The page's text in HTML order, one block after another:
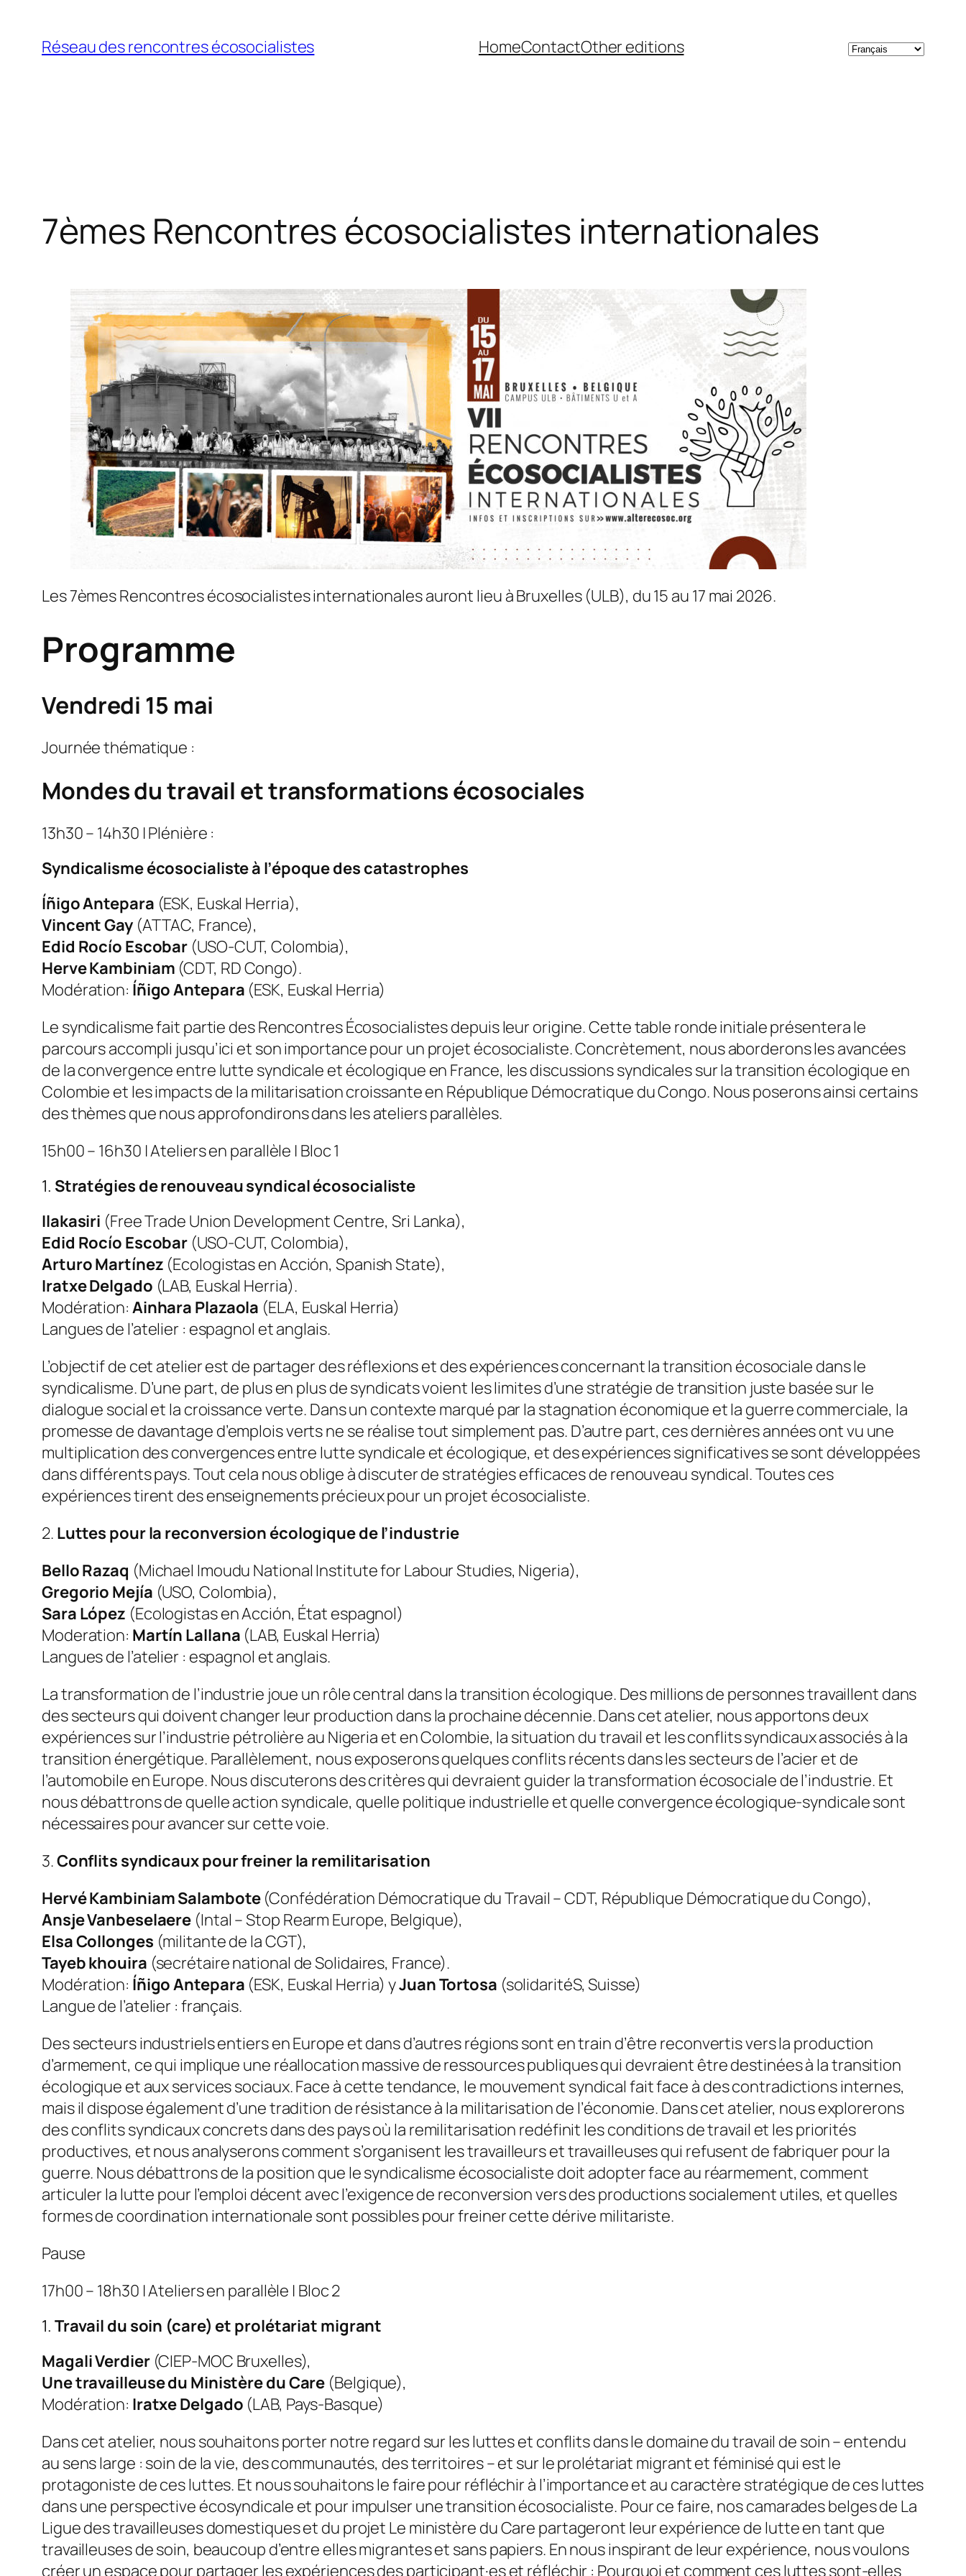
contenu
Réseau des rencontres écosocialistes HomeContactOther editions
Choisir
7èmes Rencontres écosocialistes internationales
Les 7èmes Rencontres écosocialistes internationales auront lieu à Bruxelles (ULB), du 15 au 17 mai 2026.
Programme
Vendredi 15 mai
Journée thématique :
Mondes du travail et transformations écosociales
13h30 – 14h30 | Plénière :
Syndicalisme écosocialiste à l’époque des catastrophes
Íñigo Antepara (ESK, Euskal Herria),
Vincent Gay(ATTAC, France),
Edid Rocío Escobar (USO-CUT, Colombia),
Herve Kambiniam (CDT, RD Congo).
Modération: Íñigo Antepara (ESK, Euskal Herria)
Le syndicalisme fait partie des Rencontres Écosocialistes depuis leur origine. Cette table ronde initiale présentera le
parcours accompli jusqu’ici et son importance pour un projet écosocialiste. Concrètement, nous aborderons les avancées
de la convergence entre lutte syndicale et écologique en France, les discussions syndicales sur la transition écologique en
Colombie et les impacts de la militarisation croissante en République Démocratique du Congo. Nous poserons ainsi certains
des thèmes que nous approfondirons dans les ateliers parallèles.
15h00 – 16h30 | Ateliers en parallèle | Bloc 1
1. Stratégies de renouveau syndical écosocialiste
Ilakasiri (Free Trade Union Development Centre, Sri Lanka),
Edid Rocío Escobar (USO-CUT, Colombia), ⁠
Arturo Martínez (Ecologistas en Acción, Spanish State),
Iratxe Delgado (LAB, Euskal Herria).
Modération: Ainhara Plazaola (ELA, Euskal Herria)
Langues de l’atelier : espagnol et anglais.
L’objectif de cet atelier est de partager des réflexions et des expériences concernant la transition écosociale dans le
syndicalisme. D’une part, de plus en plus de syndicats voient les limites d’une stratégie de transition juste basée sur le
dialogue social et la croissance verte. Dans un contexte marqué par la stagnation économique et la guerre commerciale, la
promesse de davantage d’emplois verts ne se réalise tout simplement pas. D’autre part, ces dernières années ont vu une
multiplication des convergences entre lutte syndicale et écologique, et des expériences significatives se sont développées
dans différents pays. Tout cela nous oblige à discuter de stratégies efficaces de renouveau syndical. Toutes ces
expériences tirent des enseignements précieux pour un projet écosocialiste.
2. Luttes pour la reconversion écologique de l’industrie
Bello Razaq (Michael Imoudu National Institute for Labour Studies, Nigeria),
Gregorio Mejía (USO, Colombia),
Sara López (Ecologistas en Acción, État espagnol)
Moderation: Martín Lallana (LAB, Euskal Herria)
Langues de l’atelier : espagnol et anglais.
La transformation de l’industrie joue un rôle central dans la transition écologique. Des millions de personnes travaillent dans
des secteurs qui doivent changer leur production dans la prochaine décennie. Dans cet atelier, nous apportons deux
expériences sur l’industrie pétrolière au Nigeria et en Colombie, la situation du travail et les conflits syndicaux associés à la
transition énergétique. Parallèlement, nous exposerons quelques conflits récents dans les secteurs de l’acier et de
l’automobile en Europe. Nous discuterons des critères qui devraient guider la transformation écosociale de l’industrie. Et
nous débattrons de quelle action syndicale, quelle politique industrielle et quelle convergence écologique-syndicale sont
nécessaires pour avancer sur cette voie.
3.Conflits syndicaux pour freiner la remilitarisation
Hervé Kambiniam Salambote(Confédération Démocratique du Travail – CDT, République Démocratique du Congo),
Ansje Vanbeselaere (Intal – Stop Rearm Europe, Belgique),
Elsa Collonges (militante de la CGT),
Tayeb khouira (secrétaire national de Solidaires, France).
Modération: Íñigo Antepara (ESK, Euskal Herria) yJuan Tortosa (solidaritéS, Suisse)
Langue de l’atelier : français.
Des secteurs industriels entiers en Europe et dans d’autres régions sont en train d’être reconvertis vers la production
d’armement, ce qui implique une réallocation massive de ressources publiques qui devraient être destinées à la transition
écologique et aux services sociaux. Face à cette tendance, le mouvement syndical fait face à des contradictions internes,
mais il dispose également d’une tradition de résistance à la militarisation de l’économie. Dans cet atelier, nous explorerons
des conflits syndicaux concrets dans des pays où la remilitarisation redéfinit les conditions de travail et les priorités
productives, et nous analyserons comment s’organisent les travailleurs et travailleuses qui refusent de fabriquer pour la
guerre. Nous débattrons de la position que le syndicalisme écosocialiste doit adopter face au réarmement, comment
articuler la lutte pour l’emploi décent avec l’exigence de reconversion vers des productions socialement utiles, et quelles
formes de coordination internationale sont possibles pour freiner cette dérive militariste.
Pause
17h00 – 18h30 | Ateliers en parallèle | Bloc 2
1. Travail du soin (care) et prolétariat migrant
Magali Verdier (CIEP-MOC Bruxelles),
Une travailleuse du Ministère du Care (Belgique),
Modération: Iratxe Delgado (LAB, Pays-Basque)
Dans cet atelier, nous souhaitons porter notre regard sur les luttes et conflits dans le domaine du travail de soin – entendu
au sens large : soin de la vie, des communautés, des territoires – et sur le prolétariat migrant et féminisé qui est le
protagoniste de ces luttes. Et nous souhaitons le faire pour réfléchir à l’importance et au caractère stratégique de ces luttes
dans une perspective écosyndicale et pour impulser une transition écosocialiste. Pour ce faire, nos camarades belges de La
Ligue des travailleuses domestiques et du projet Le ministère du Care partageront leur expérience de lutte en tant que
travailleuses de soin, beaucoup d’entre elles migrantes et sans papiers. En nous inspirant de leur expérience, nous voulons
créer un espace pour partager les expériences des participant·es et réfléchir : Pourquoi et comment ces luttes sont-elles